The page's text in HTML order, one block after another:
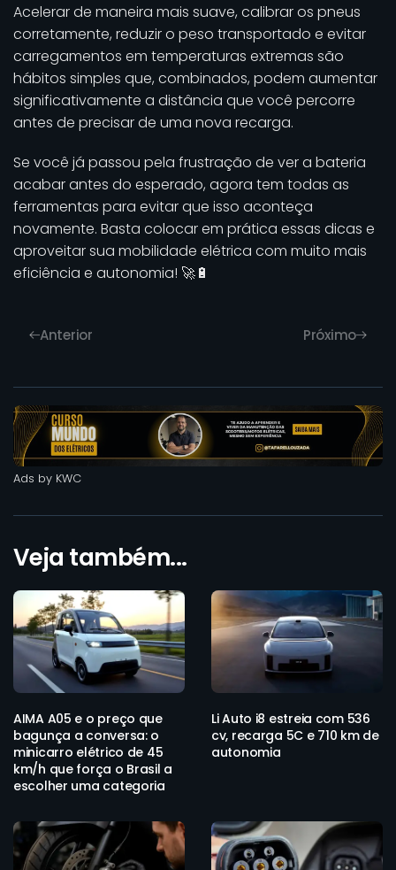
Acelerar de maneira mais suave, calibrar os pneus
corretamente, reduzir o peso transportado e evitar
carregamentos em temperaturas extremas são
hábitos simples que, combinados, podem aumentar
significativamente a distância que você percorre
antes de precisar de uma nova recarga.
Se você já passou pela frustração de ver a bateria
acabar antes do esperado, agora tem todas as
ferramentas para evitar que isso aconteça
novamente. Basta colocar em prática essas dicas e
aproveitar sua mobilidade elétrica com muito mais
eficiência e autonomia! 🚀🔋
Anterior Próximo
Ads by KWC
Veja também...
AIMA A05 e o preço que
bagunça a conversa: o
minicarro elétrico de 45
km/h que força o Brasil a
escolher uma categoria
Li Auto i8 estreia com 536
cv, recarga 5C e 710 km de
autonomia